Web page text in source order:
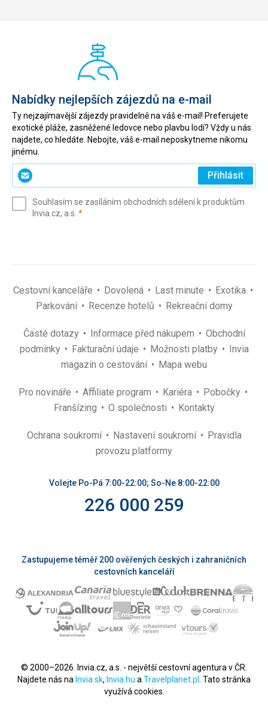
Nabídky nejlepších zájezdů na e-mail
Ty nejzajímavější zájezdy pravidelně na váš e-mail! Preferujete
exotické pláže, zasněžené ledovce nebo plavbu lodí? Vždy u nás
najdete, co hledáte. Nebojte, váš e-mail neposkytneme nikomu
jinému.
Zadejte
svůj
(povinné)
Přihlásit
Souhlasím se zasíláním obchodních sdělení k produktům
Invia.cz, a.s. *(povinné)
Cestovní kanceláře Dovolená Last minute
Exotika
Parkování
Recenze hotelů Rekreační domy
Časté dotazy Informace před nákupem
Obchodní
podmínky
Fakturační údaje Možnosti platby
Invia
magazín o cestování
Mapa webu
Pro novináře Affiliate program Kariéra
Pobočky
Franšízing
O společnosti Kontakty
Ochrana soukromí Nastavení soukromí
Pravidla
provozu platformy
Volejte Po-Pá 7:00-22:00; So-Ne 8:00-22:00
226 000 259
Zastupujeme téměř 200 ověřených českých i zahraničních
cestovních kanceláří
© 2000–2026. Invia.cz, a.s. - největší cestovní agentura v ČR.
Najdete nás na Invia.sk, Invia.hu a Travelplanet.pl
. Tato stránka
využívá cookies.